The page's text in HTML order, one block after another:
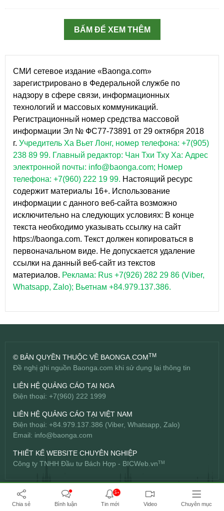
BẤM ĐỂ XEM THÊM
СМИ сетевое издание «Baonga.com»
зарегистрировано в Федеральной службе по
надзору в сфере связи, информационных
технологий и массовых коммуникаций.
Регистрационный номер средства массовой
информации Эл № ФС77-73891 от 29 октября 2018
г. Учредитель Ха Вьет Лонг, номер телефона: +7(905)
238 89 99. Главный редактор: Чан Тхи Тху Ха: Адрес
электронной почты: info@baonga.com; Номер
телефона: +7(960) 222 19 99. Настоящий ресурс
содержит материалы 16+. Использование
информации с данного веб-сайта возможно
исключительно на следующих условиях: В конце
текста необходимо указывать ссылку на сайт
https://baonga.com. Текст должен копироваться в
первоначальном виде. Не допускается удаление
ссылки на данный веб-сайт из текстов
материалов. Реклама: Rus +7(926) 282 29 86 (Viber,
Whatsapp, Zalo); Вьетнам +84.979.137.386.
© BẢN QUYỀN THUỘC VỀ BAONGA.COMTM
Đề nghị ghi nguồn Baonga.com khi sử dụng lại thông tin
LIÊN HỆ QUẢNG CÁO TẠI NGA
Điện thoại: +7(960) 222 1999
LIÊN HỆ QUẢNG CÁO TẠI VIỆT NAM
Điện thoại: +84.979.137.386 (Viber, Whatsapp, Zalo)
Email: info@baonga.com
THIẾT KẾ WEBSITE CHUYÊN NGHIỆP
Công ty TNHH Đầu tư Bách Hợp - BICWeb.vnTM
Chia sẻ Bình luận
5+
Tin mới Video Chuyên mục